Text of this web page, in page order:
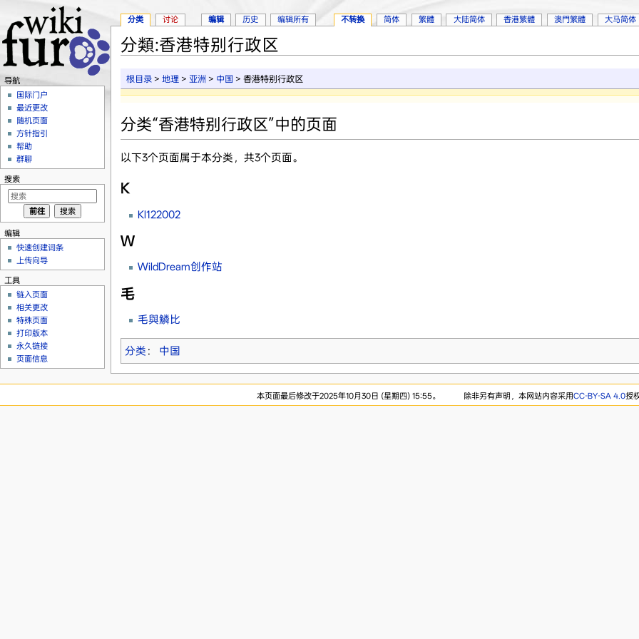
分類:香港特别行政区
根目录 >地理 > 亚洲 > 中国 > 香港特别行政区
分类“香港特别行政区”中的页面
以下3个页面属于本分类，共3个页面。
K
Kl122002
W
WildDream创作站
毛
毛與鱗比
分类 ： 中国
分类 讨论 编辑 历史 编辑所有 不转换 简体 繁體 大陆简体 香港繁體 澳門繁體 大马简体
导航
国际门户
最近更改
随机页面
方针指引
帮助
群聊
搜索
编辑
快速创建词条
上传向导
工具
链入页面
相关更改
特殊页面
打印版本
永久链接
页面信息
本页面最后修改于2025年10月30日 (星期四) 15:55。 除非另有声明，本网站内容采用CC-BY-SA 4.0授